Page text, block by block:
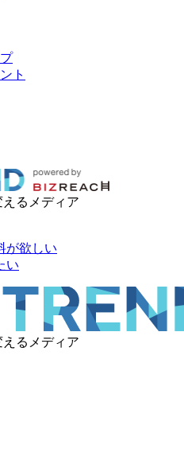
ト
るメディア
が欲しい
い
るメディア